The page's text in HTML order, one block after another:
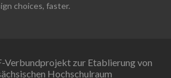
choices, faster.
Verbundprojekt zur Etablierung von
Hochschulraum